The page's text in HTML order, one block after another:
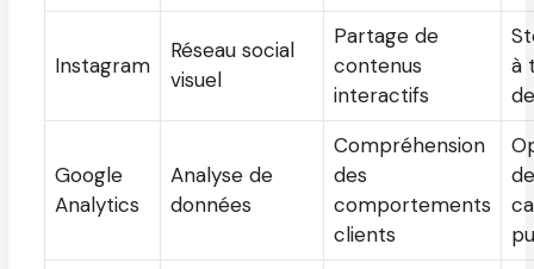
Instagram
Réseau social
visuel
Partage de
contenus
interactifs
à
Google
Analytics
Analyse de
données
Compréhension
des
comportements
clients
de